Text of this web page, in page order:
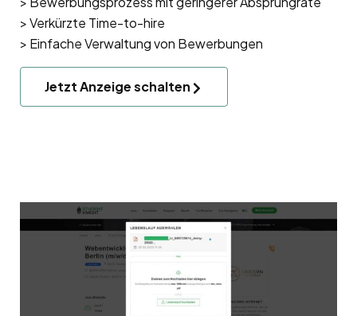
> Verkürzte Time-to-hire
> Einfache Verwaltung von Bewerbungen
Jetzt Anzeige schalten